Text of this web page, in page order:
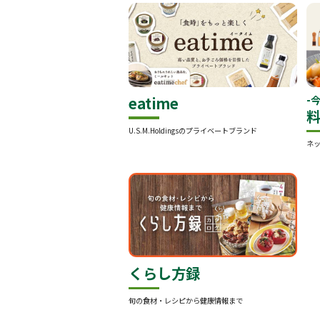
eatime
U.S.M.Holdingsのプライベートブランド
-
ネ
くらし方録
旬の食材・レシピから健康情報まで